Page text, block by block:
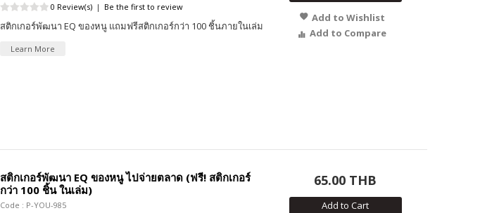
0 Review(s) | Be the first to review
สติกเกอร์พัฒนา EQ ของหนู แถมฟรีสติกเกอร์กว่า 100 ชิ้นภายในเล่ม
Learn More
Add to Wishlist
Add to Compare
สติกเกอร์พัฒนา EQ ของหนู ไปจ่ายตลาด (ฟรี! สติกเกอร์
กว่า 100 ชิ้น ในเล่ม)
Code : P-YOU-985
65.00 THB
Add to Cart